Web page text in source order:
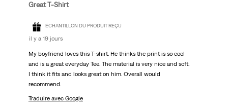
Great T-Shirt
ÉCHANTILLON DU PRODUIT REÇU
il y a 19 jours
My boyfriend loves this T-shirt. He thinks the print is so cool
and is a great everyday Tee. The material is very nice and soft.
I think it fits and looks great on him. Overall would
recommend.
Traduire avec Google